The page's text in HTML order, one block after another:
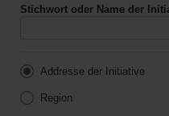
Stichwort oder Name der
Addresse der Initiative
Region